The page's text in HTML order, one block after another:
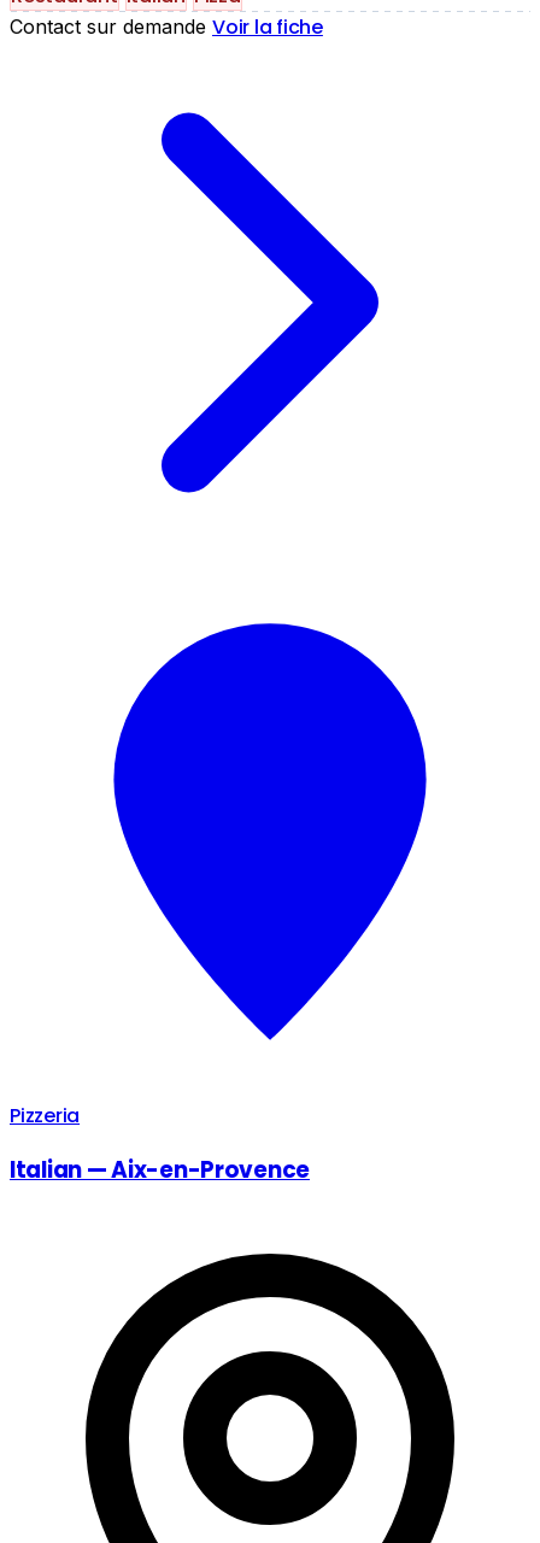
Contact sur demande Voir la fiche
Pizzeria
Italian — Aix-en-Provence